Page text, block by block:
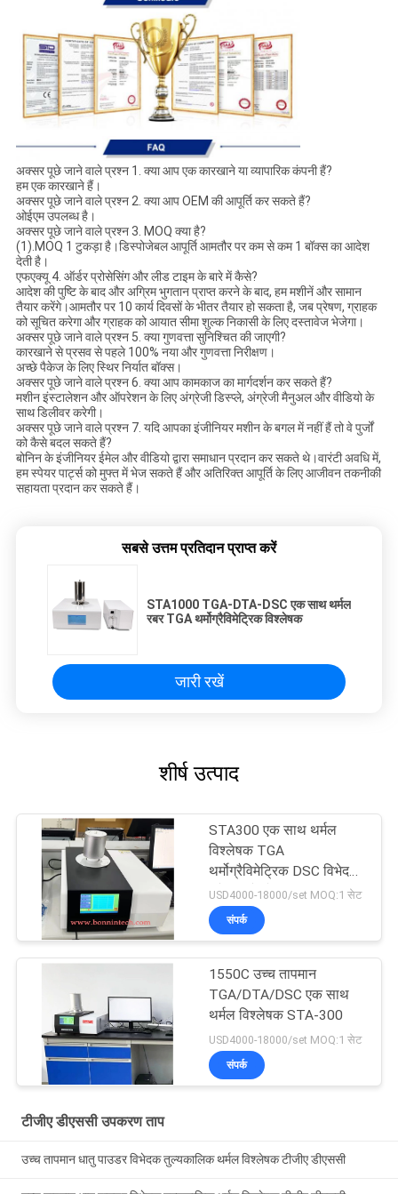
अक्सर पूछे जाने वाले प्रश्न 1. क्या आप एक कारखाने या व्यापारिक कंपनी हैं?
हम एक कारखाने हैं।
अक्सर पूछे जाने वाले प्रश्न 2. क्या आप OEM की आपूर्ति कर सकते हैं?
ओईएम उपलब्ध है।
अक्सर पूछे जाने वाले प्रश्न 3. MOQ क्या है?
(1).MOQ 1 टुकड़ा है।डिस्पोजेबल आपूर्ति आमतौर पर कम से कम 1 बॉक्स का आदेश
देती है।
एफएक्यू 4. ऑर्डर प्रोसेसिंग और लीड टाइम के बारे में कैसे?
आदेश की पुष्टि के बाद और अग्रिम भुगतान प्राप्त करने के बाद, हम मशीनें और सामान
तैयार करेंगे।आमतौर पर 10 कार्य दिवसों के भीतर तैयार हो सकता है, जब प्रेषण, ग्राहक
को सूचित करेगा और ग्राहक को आयात सीमा शुल्क निकासी के लिए दस्तावेज भेजेगा।
अक्सर पूछे जाने वाले प्रश्न 5. क्या गुणवत्ता सुनिश्चित की जाएगी?
कारखाने से प्रसव से पहले 100% नया और गुणवत्ता निरीक्षण।
अच्छे पैकेज के लिए स्थिर निर्यात बॉक्स।
अक्सर पूछे जाने वाले प्रश्न 6. क्या आप कामकाज का मार्गदर्शन कर सकते हैं?
मशीन इंस्टालेशन और ऑपरेशन के लिए अंग्रेजी डिस्प्ले, अंग्रेजी मैनुअल और वीडियो के
साथ डिलीवर करेगी।
अक्सर पूछे जाने वाले प्रश्न 7. यदि आपका इंजीनियर मशीन के बगल में नहीं हैं तो वे पुर्जों
को कैसे बदल सकते हैं?
बोनिन के इंजीनियर ईमेल और वीडियो द्वारा समाधान प्रदान कर सकते थे।वारंटी अवधि में,
हम स्पेयर पार्ट्स को मुफ्त में भेज सकते हैं और अतिरिक्त आपूर्ति के लिए आजीवन तकनीकी
सहायता प्रदान कर सकते हैं।
सबसे उत्तम प्रतिदान प्राप्त करें
STA1000 TGA-DTA-DSC एक साथ थर्मल
रबर TGA थर्मोग्रैविमेट्रिक विश्लेषक
जारी रखें
शीर्ष उत्पाद
STA300 एक साथ थर्मल
विश्लेषक TGA
थर्मोग्रैविमेट्रिक DSC विभेदक
स्कैनिंग कैलोरीमीटर
USD4000-18000/set MOQ:1 सेट
संपर्क
1550C उच्च तापमान
TGA/DTA/DSC एक साथ
थर्मल विश्लेषक STA-300
USD4000-18000/set MOQ:1 सेट
संपर्क
टीजीए डीएससी उपकरण ताप
उच्च तापमान धातु पाउडर विभेदक तुल्यकालिक थर्मल विश्लेषक टीजीए डीएससी